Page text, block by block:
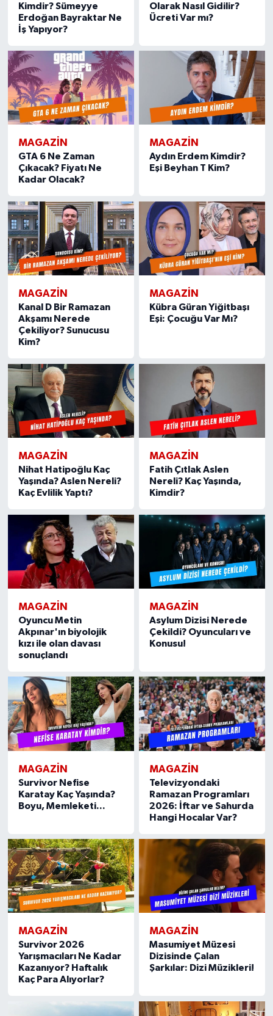
Kimdir? Sümeyye
Erdoğan Bayraktar Ne
İş Yapıyor?
Olarak Nasıl Gidilir?
Ücreti Var mı?
MAGAZIN
GTA 6 Ne Zaman
Çıkacak? Fiyatı Ne
Kadar Olacak?
MAGAZIN
Aydın Erdem Kimdir?
Eşi Beyhan T Kim?
MAGAZIN
Kanal D Bir Ramazan
Akşamı Nerede
Çekiliyor? Sunucusu
Kim?
MAGAZIN
Kübra Güran Yiğitbaşı
Eşi: Çocuğu Var Mı?
MAGAZIN
Nihat Hatipoğlu Kaç
Yaşında? Aslen Nereli?
Kaç Evlilik Yaptı?
MAGAZIN
Fatih Çıtlak Aslen
Nereli? Kaç Yaşında,
Kimdir?
MAGAZIN
Oyuncu Metin
Akpınar'ın biyolojik
kızı ile olan davası
sonuçlandı
MAGAZIN
Asylum Dizisi Nerede
Çekildi? Oyuncuları ve
Konusu!
MAGAZIN
Survivor Nefise
Karatay Kaç Yaşında?
Boyu, Memleketi...
MAGAZIN
Televizyondaki
Ramazan Programları
2026: İftar ve Sahurda
Hangi Hocalar Var?
MAGAZIN
Survivor 2026
Yarışmacıları Ne Kadar
Kazanıyor? Haftalık
Kaç Para Alıyorlar?
MAGAZIN
Masumiyet Müzesi
Dizisinde Çalan
Şarkılar: Dizi Müzikleri!